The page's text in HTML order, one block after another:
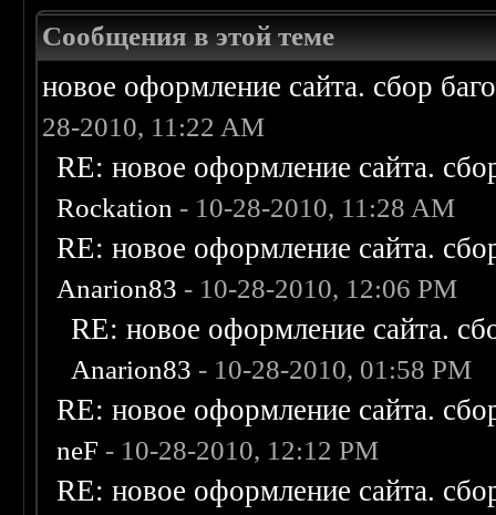
Сообщения в этой теме
новое оформление сайта. сбор
28-2010, 11:22 AM
RE: новое оформление сайта.
Rockation - 10-28-2010, 11:28 AM
RE: новое оформление сайта.
Anarion83 - 10-28-2010, 12:06 PM
RE: новое оформление сайта.
Anarion83 - 10-28-2010, 01:58 PM
RE: новое оформление сайта.
neF - 10-28-2010, 12:12 PM
RE: новое оформление сайта.